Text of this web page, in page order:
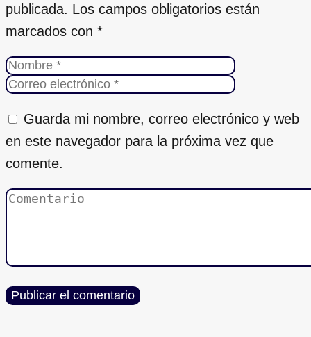
publicada. Los campos obligatorios están
marcados con *
Guarda mi nombre, correo electrónico y web
en este navegador para la próxima vez que
comente.